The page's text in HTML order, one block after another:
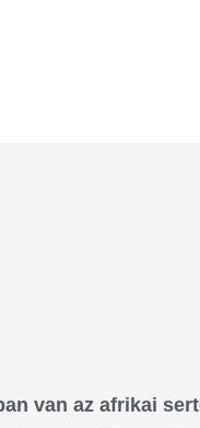
van az afrikai